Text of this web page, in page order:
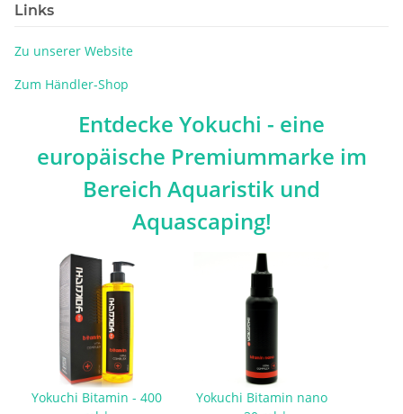
Links
Zu unserer Website
Zum Händler-Shop
Entdecke Yokuchi - eine
europäische Premiummarke im
Bereich Aquaristik und
Aquascaping!
Yokuchi Bitamin - 400
Yokuchi Bitamin nano